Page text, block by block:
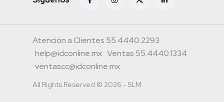
Atención a Clientes 55.4440.2293
help@idconline.mx Ventas 55.4440.1334
ventascc@idconline.mx
All Rights Reserved © 2026 - SLM